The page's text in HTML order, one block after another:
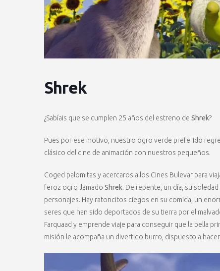
Shrek
¿Sabíais que se cumplen 25 años del estreno de Shrek?
Pues por ese motivo, nuestro ogro verde preferido
clásico del cine de animación con nuestros pequeños.
Coged palomitas y acercaros a los Cines Bulevar para
feroz ogro llamado Shrek. De repente, un día, su
personajes. Hay ratoncitos ciegos en su comida, un
seres que han sido deportados de su tierra por el
Farquaad y emprende viaje para conseguir que la bella
misión le acompaña un divertido burro, dispuesto a